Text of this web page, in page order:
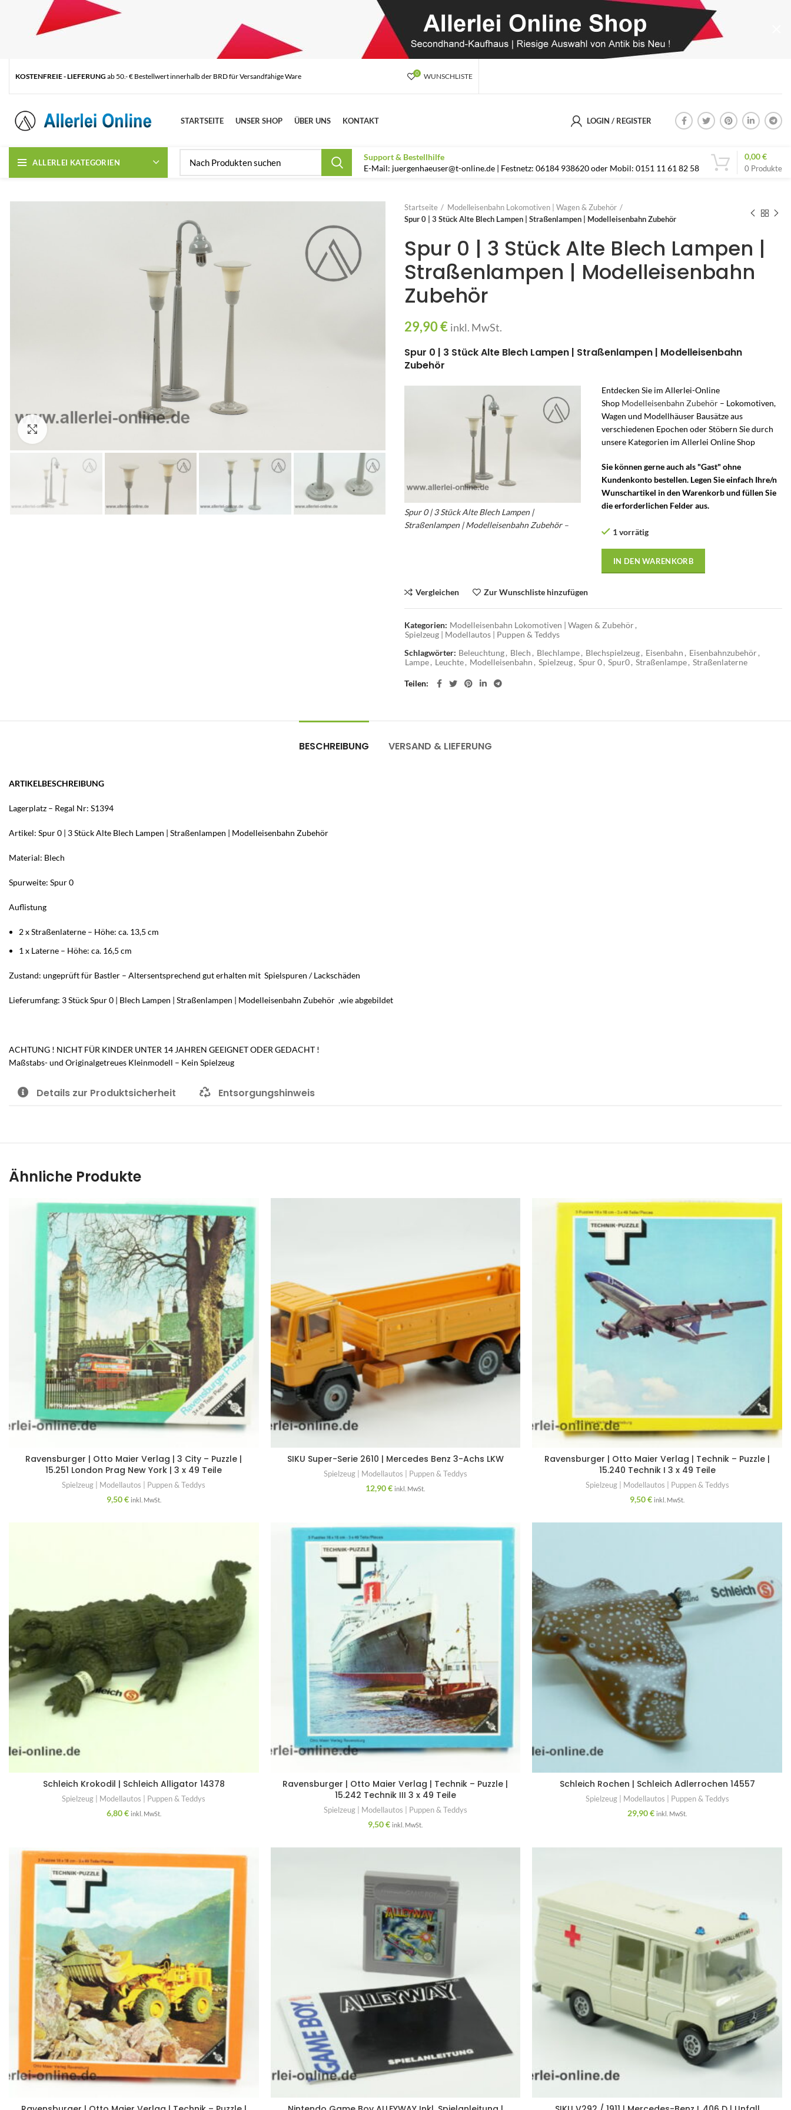
KOSTENFREIE - LIEFERUNG ab 50.- € Bestellwert innerhalb der BRD für Versandfähige Ware 0 WUNSCHLISTE
STARTSEITE UNSER SHOP ÜBER UNS KONTAKT LOGIN / REGISTER
ALLERLEI KATEGORIEN
Support & Bestellhilfe
E-Mail: juergenhaeuser@t-online.de | Festnetz: 06184 938620 oder Mobil: 0151 11 61 82 58
0 Produkte
0,00€
Startseite
Modelleisenbahn Lokomotiven | Wagen & Zubehör
Spur 0 | 3 Stück Alte Blech Lampen | Straßenlampen | Modelleisenbahn Zubehör
Spur 0 | 3 Stück Alte Blech Lampen |
Straßenlampen | Modelleisenbahn
Zubehör
29,90€ inkl. MwSt.
Spur 0 | 3 Stück Alte Blech Lampen | Straßenlampen | Modelleisenbahn
Zubehör
Spur 0 | 3 Stück Alte Blech Lampen |
Straßenlampen | Modelleisenbahn Zubehör –
Entdecken Sie im Allerlei-Online
Shop Modelleisenbahn Zubehör – Lokomotiven,
Wagen und Modellhäuser Bausätze aus
verschiedenen Epochen oder Stöbern Sie durch
unsere Kategorien im Allerlei Online Shop
Sie können gerne auch als "Gast" ohne
Kundenkonto bestellen. Legen Sie einfach Ihre/n
Wunschartikel in den Warenkorb und füllen Sie
die erforderlichen Felder aus.
1 vorrätig
IN DEN WARENKORB
Vergleichen Zur Wunschliste hinzufügen
Kategorien: Modelleisenbahn Lokomotiven | Wagen & Zubehör,
Spielzeug | Modellautos | Puppen & Teddys
Schlagwörter: Beleuchtung, Blech , Blechlampe, Blechspielzeug, Eisenbahn , Eisenbahnzubehör,
Lampe, Leuchte, Modelleisenbahn , Spielzeug, Spur 0, Spur0, Straßenlampe, Straßenlaterne
Teilen
BESCHREIBUNG VERSAND & LIEFERUNG
ARTIKELBESCHREIBUNG
Lagerplatz – Regal Nr: S1394
Artikel: Spur 0 | 3 Stück Alte Blech Lampen | Straßenlampen | Modelleisenbahn Zubehör
Material: Blech
Spurweite: Spur 0
Auflistung
2 x Straßenlaterne – Höhe: ca. 13,5 cm
1 x Laterne – Höhe: ca. 16,5 cm
Zustand: ungeprüft für Bastler – Altersentsprechend gut erhalten mit Spielspuren / Lackschäden
Lieferumfang: 3 Stück Spur 0 | Blech Lampen | Straßenlampen | Modelleisenbahn Zubehör ,wie abgebildet
ACHTUNG ! NICHT FÜR KINDER UNTER 14 JAHREN GEEIGNET ODER GEDACHT !
Maßstabs- und Originalgetreues Kleinmodell – Kein Spielzeug
Details zur Produktsicherheit Entsorgungshinweis
Ähnliche Produkte
Ravensburger | Otto Maier Verlag | 3 City – Puzzle |
15.251 London Prag New York | 3 x 49 Teile
Spielzeug | Modellautos | Puppen & Teddys
9,50€ inkl. MwSt.
SIKU Super-Serie 2610 | Mercedes Benz 3-Achs LKW
Spielzeug | Modellautos | Puppen & Teddys
12,90€ inkl. MwSt.
Ravensburger | Otto Maier Verlag | Technik – Puzzle |
15.240 Technik I 3 x 49 Teile
Spielzeug | Modellautos | Puppen & Teddys
9,50€ inkl. MwSt.
Schleich Krokodil | Schleich Alligator 14378
Spielzeug | Modellautos | Puppen & Teddys
6,80€ inkl. MwSt.
Ravensburger | Otto Maier Verlag | Technik – Puzzle |
15.242 Technik III 3 x 49 Teile
Spielzeug | Modellautos | Puppen & Teddys
9,50€ inkl. MwSt.
Schleich Rochen | Schleich Adlerrochen 14557
Spielzeug | Modellautos | Puppen & Teddys
29,90€ inkl. MwSt.